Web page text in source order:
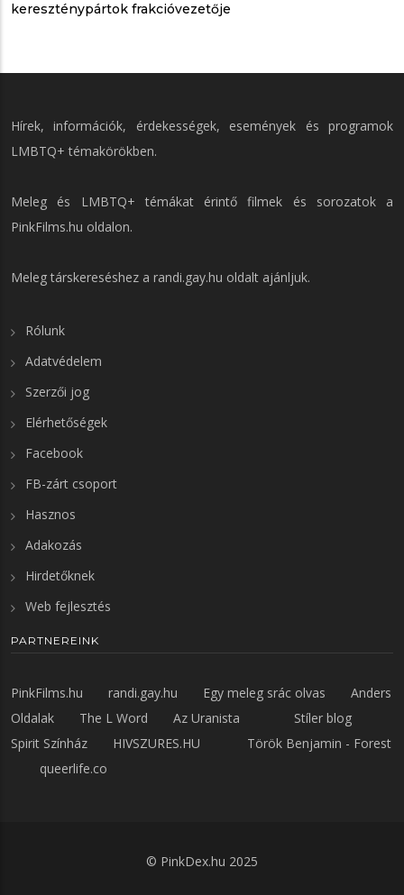
kereszténypártok frakcióvezetője
Hírek, információk, érdekességek, események és programok
LMBTQ+ témakörökben.
Meleg és LMBTQ+ témákat érintő filmek és sorozatok a
PinkFilms.hu oldalon.
Meleg társkereséshez a randi.gay.hu oldalt ajánljuk.
Rólunk
Adatvédelem
Szerzői jog
Elérhetőségek
Facebook
FB-zárt csoport
Hasznos
Adakozás
Hirdetőknek
Web fejlesztés
PARTNEREINK
PinkFilms.hu randi.gay.hu Egy meleg srác olvas
Anders
Oldalak
The L Word Az Uranista
Stíler blog
Spirit Színház
HIVSZURES.HU
Török Benjamin - Forest
queerlife.co
© PinkDex.hu 2025